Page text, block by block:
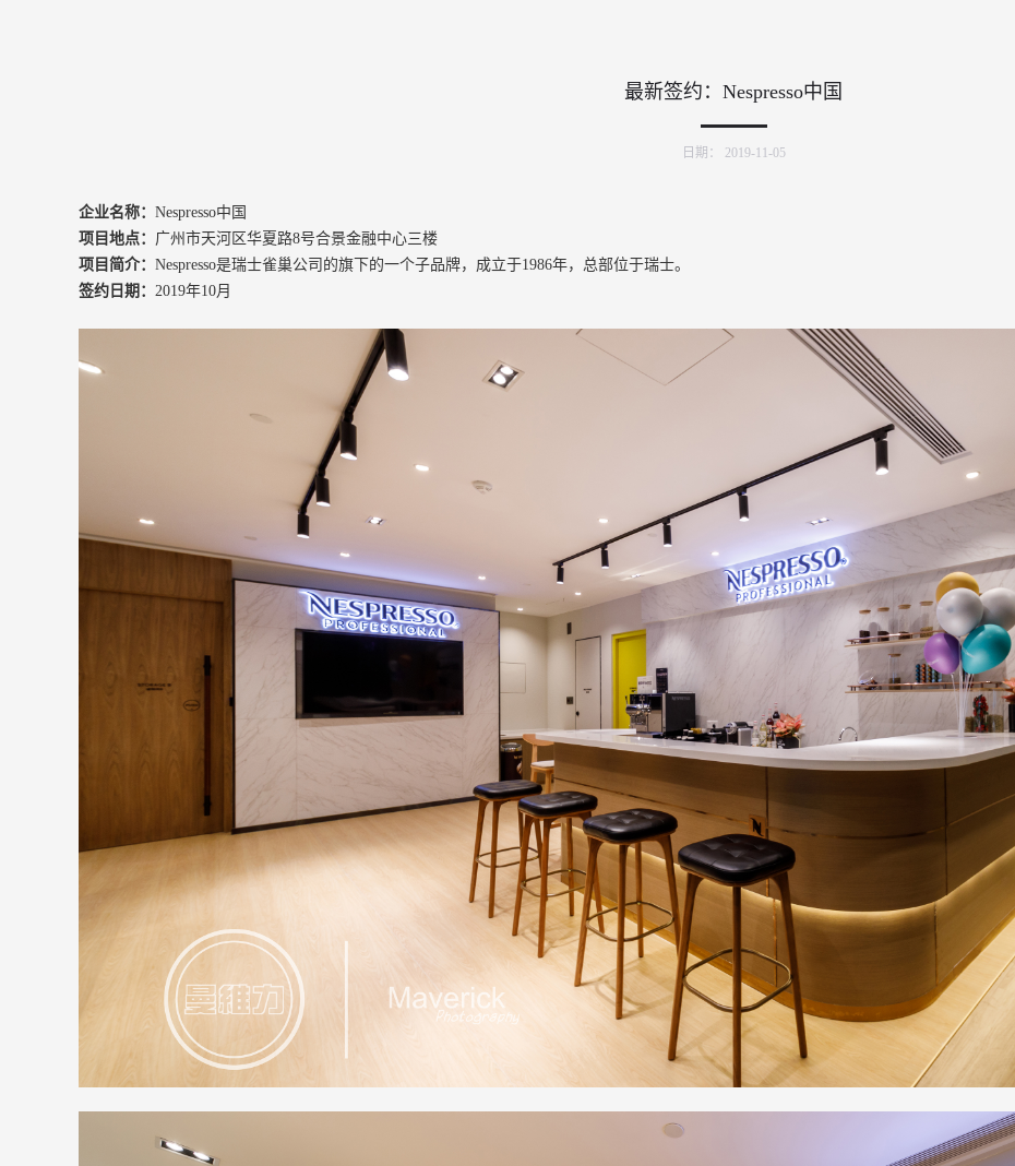
最新签约：Nespresso中国
日期： 2019-11-05
企业名称： Nespresso中国
项目地点： 广州市天河区华夏路8号合景金融中心三楼
项目简介： Nespresso是瑞士雀巢公司的旗下的一个子品牌，成立于1986年，总部位于瑞士。
签约日期： 2019年10月